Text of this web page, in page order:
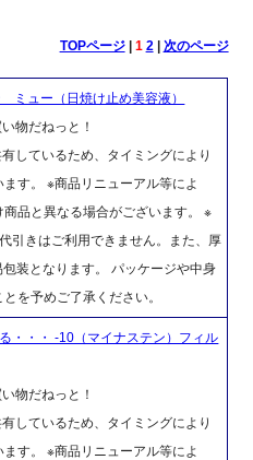
TOPページ| 1 2| 次のページ
ュー（日焼け止め美容液）
物だねっと！
しているため、タイミングにより
す。 ※商品リニューアル等によ
品と異なる場合がございます。 ※
引きはご利用できません。また、厚
装となります。 パッケージや中身
を予めご了承ください。
・・・ -10（マイナステン）フィル
物だねっと！
しているため、タイミングにより
す。 ※商品リニューアル等によ